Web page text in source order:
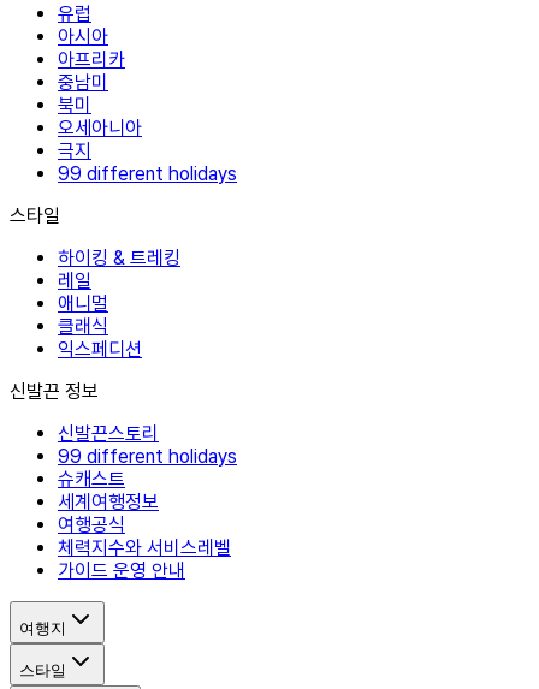
유럽
아시아
아프리카
중남미
북미
오세아니아
극지
99 different holidays
스타일
하이킹 & 트레킹
레일
애니멀
클래식
익스페디션
신발끈 정보
신발끈스토리
99 different holidays
슈캐스트
세계여행정보
여행공식
체력지수와 서비스레벨
가이드 운영 안내
여행지
스타일